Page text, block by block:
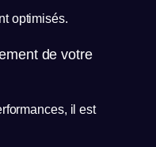
optimisés.
de votre
il est